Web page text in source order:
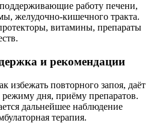
работу печени,
желудочно-кишечного тракта.
витамины, препараты
и рекомендации
избежать повторного запоя, даёт
дня, приёму препаратов.
дальнейшее наблюдение
терапия.